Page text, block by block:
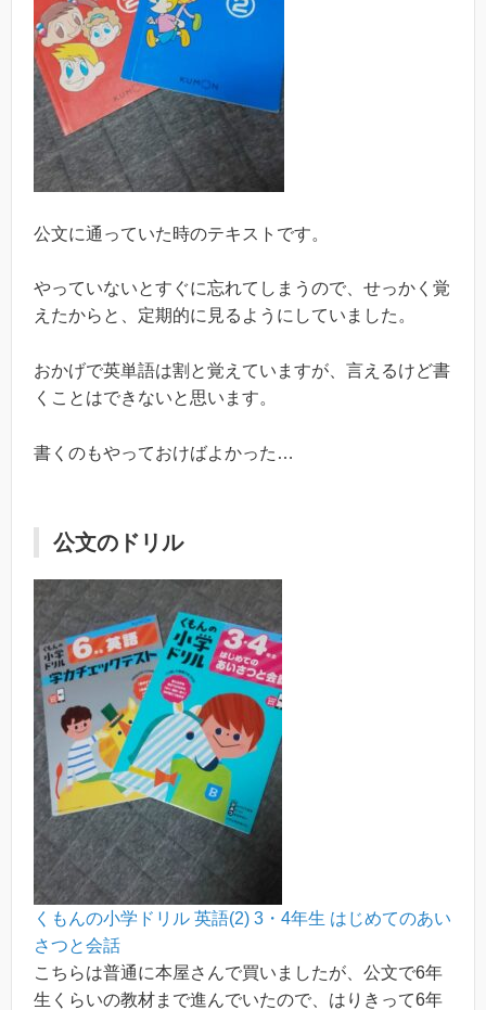
公文に通っていた時のテキストです。
やっていないとすぐに忘れてしまうので、せっかく覚
えたからと、定期的に見るようにしていました。
おかげで英単語は割と覚えていますが、言えるけど書
くことはできないと思います。
書くのもやっておけばよかった…
公文のドリル
くもんの小学ドリル 英語(2) 3・4年生 はじめてのあい
さつと会話
こちらは普通に本屋さんで買いましたが、公文で6年
生くらいの教材まで進んでいたので、はりきって6年